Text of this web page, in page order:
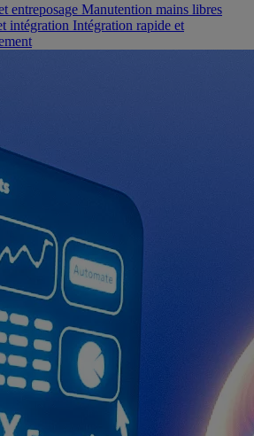
entreposage Manutention mains libres
intégration Intégration rapide et